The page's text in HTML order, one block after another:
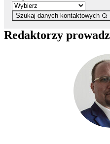
Szukaj danych kontaktowych
Redaktorzy